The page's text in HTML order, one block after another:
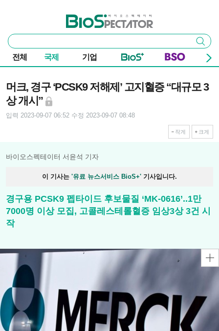
바이오스펙테이터
통
합
검
색
검색
전체 국제 기업
머크, 경구 ‘PCSK9 저해제’ 고지혈증 “대규모 3
상 개시”
입력 2023-09-07 06:52 수정 2023-09-07 08:48
작게 크게
바이오스펙테이터 서윤석 기자
이 기사는 '유료 뉴스서비스 BioS+' 기사입니다.
경구용 PCSK9 펩타이드 후보물질 ‘MK-0616’..1만
7000명 이상 모집, 고콜레스테롤혈증 임상3상 3건 시
작